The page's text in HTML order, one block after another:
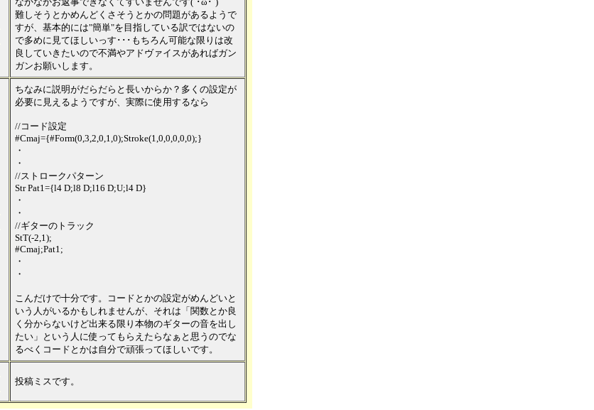
難しそうとかめんどくさそうとかの問題があるようで
すが、基本的には"簡単"を目指している訳ではないの
で多めに見てほしいっす･･･もちろん可能な限りは改
良していきたいので不満やアドヴァイスがあればガン
ガンお願いします。
ちなみに説明がだらだらと長いからか？多くの設定が
必要に見えるようですが、実際に使用するなら
//コード設定
#Cmaj={#Form(0,3,2,0,1,0);Stroke(1,0,0,0,0,0);}
・
・
//ストロークパターン
Str Pat1={l4 D;l8 D;l16 D;U;l4 D}
・
・
//ギターのトラック
StT(-2,1);
#Cmaj;Pat1;
・
・
こんだけで十分です。コードとかの設定がめんどいと
いう人がいるかもしれませんが、それは「関数とか良
く分からないけど出来る限り本物のギターの音を出し
たい」という人に使ってもらえたらなぁと思うのでな
るべくコードとかは自分で頑張ってほしいです。
投稿ミスです。